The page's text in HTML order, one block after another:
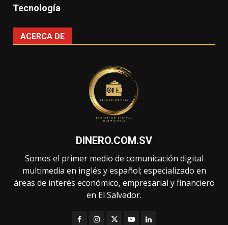
Tecnología
ACERCA DE
DINERO.COM.SV
Somos el primer medio de comunicación digital
multimedia en inglés y español; especializado en
áreas de interés económico, empresarial y financiero
en El Salvador.